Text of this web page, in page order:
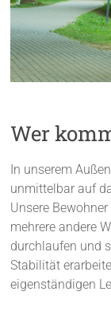
Wer
In unserem
unmittelbar auf
Unsere
mehrere andere
durchlaufen und
Stabilität
eigenständigen